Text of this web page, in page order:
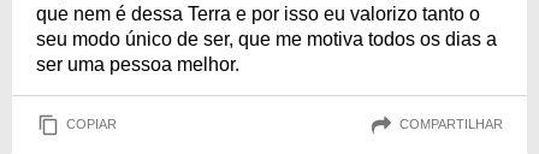
que nem é dessa Terra e por isso eu valorizo tanto o
seu modo único de ser, que me motiva todos os dias a
ser uma pessoa melhor.
COPIAR COMPARTILHAR